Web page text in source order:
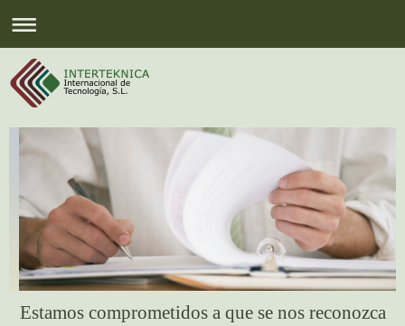
Estamos comprometidos a que se nos reconozca